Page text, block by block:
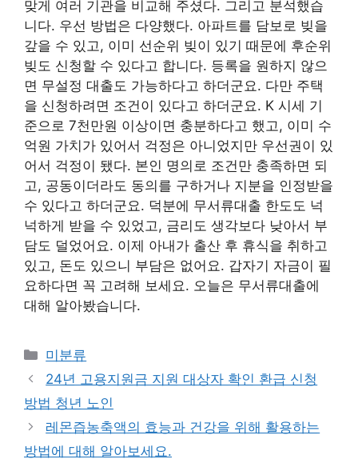
맞게 여러 기관을 비교해 주셨다. 그리고 분석했습
니다. 우선 방법은 다양했다. 아파트를 담보로 빚을
갚을 수 있고, 이미 선순위 빚이 있기 때문에 후순위
빚도 신청할 수 있다고 합니다. 등록을 원하지 않으
면 무설정 대출도 가능하다고 하더군요. 다만 주택
을 신청하려면 조건이 있다고 하더군요. K 시세 기
준으로 7천만원 이상이면 충분하다고 했고, 이미 수
억원 가치가 있어서 걱정은 아니었지만 우선권이 있
어서 걱정이 됐다. 본인 명의로 조건만 충족하면 되
고, 공동이더라도 동의를 구하거나 지분을 인정받을
수 있다고 하더군요. 덕분에 무서류대출 한도도 넉
넉하게 받을 수 있었고, 금리도 생각보다 낮아서 부
담도 덜었어요. 이제 아내가 출산 후 휴식을 취하고
있고, 돈도 있으니 부담은 없어요. 갑자기 자금이 필
요하다면 꼭 고려해 보세요. 오늘은 무서류대출에
대해 알아봤습니다.
Categories
미분류
24년 고용지원금 지원 대상자 확인 환급 신청
방법 청년 노인
레몬즙농축액의 효능과 건강을 위해 활용하는
방법에 대해 알아보세요.